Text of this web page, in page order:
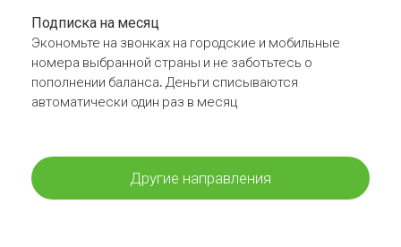
Подписка на месяц
Экономьте на звонках на городские и мобильные
номера выбранной страны и не заботьтесь о
пополнении баланса. Деньги списываются
автоматически один раз в месяц
Другие направления